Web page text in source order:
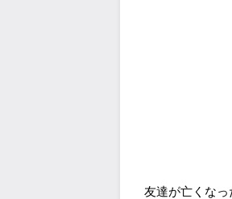
友達が亡くな